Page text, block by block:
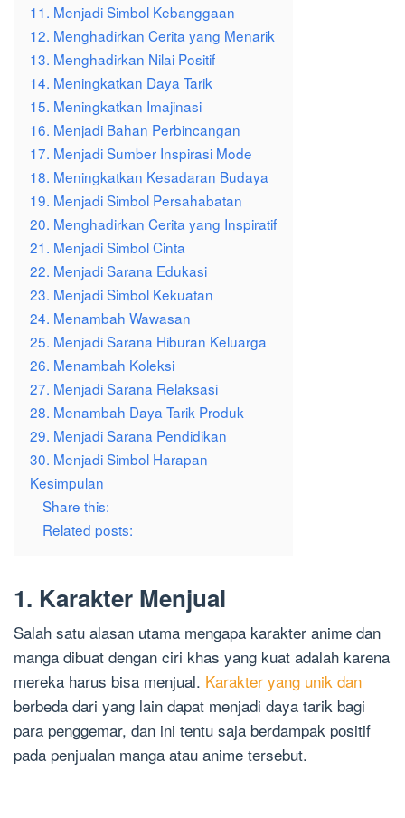
11. Menjadi Simbol Kebanggaan
12. Menghadirkan Cerita yang Menarik
13. Menghadirkan Nilai Positif
14. Meningkatkan Daya Tarik
15. Meningkatkan Imajinasi
16. Menjadi Bahan Perbincangan
17. Menjadi Sumber Inspirasi Mode
18. Meningkatkan Kesadaran Budaya
19. Menjadi Simbol Persahabatan
20. Menghadirkan Cerita yang Inspiratif
21. Menjadi Simbol Cinta
22. Menjadi Sarana Edukasi
23. Menjadi Simbol Kekuatan
24. Menambah Wawasan
25. Menjadi Sarana Hiburan Keluarga
26. Menambah Koleksi
27. Menjadi Sarana Relaksasi
28. Menambah Daya Tarik Produk
29. Menjadi Sarana Pendidikan
30. Menjadi Simbol Harapan
Kesimpulan
Share this:
Related posts:
1. Karakter Menjual
Salah satu alasan utama mengapa karakter anime dan
manga dibuat dengan ciri khas yang kuat adalah karena
mereka harus bisa menjual. Karakter yang unik dan
berbeda dari yang lain dapat menjadi daya tarik bagi
para penggemar, dan ini tentu saja berdampak positif
pada penjualan manga atau anime tersebut.